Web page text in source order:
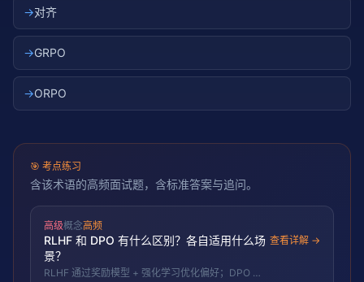
→对齐
→GRPO
→ORPO
🎯 考点练习
含该术语的高频面试题，含标准答案与追问。
高级概念高频
RLHF 和 DPO 有什么区别？各自适用什么场
景？
RLHF 通过奖励模型 + 强化学习优化偏好；DPO 直
查看详解 →